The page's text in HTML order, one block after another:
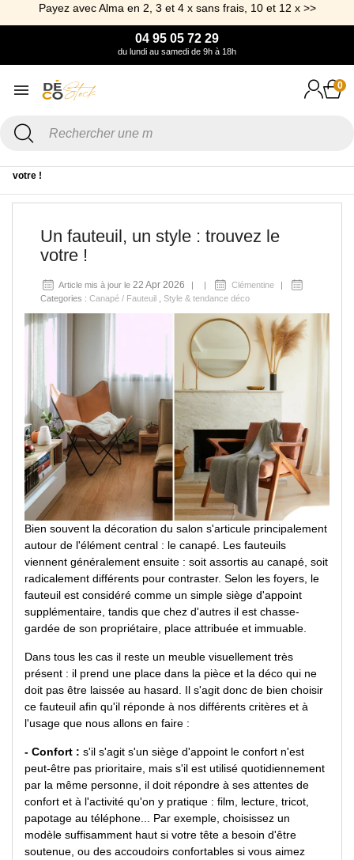
Payez avec Alma en 2, 3 et 4 x sans frais, 10 et 12 x >>
04 95 05 72 29
du lundi au samedi de 9h à 18h
0
votre !
Un fauteuil, un style : trouvez le
votre !
Article mis à jour le 22 Apr 2026
Clémentine
Categories : Canapé / Fauteuil Style & tendance déco
Bien souvent la décoration du salon s'articule principalement
autour de l'élément central : le canapé. Les fauteuils
viennent généralement ensuite : soit assortis au canapé, soit
radicalement différents pour contraster. Selon les foyers, le
fauteuil est considéré comme un simple siège d'appoint
supplémentaire, tandis que chez d'autres il est chasse-
gardée de son propriétaire, place attribuée et immuable.
Dans tous les cas il reste un meuble visuellement très
présent : il prend une place dans la pièce et la déco qui ne
doit pas être laissée au hasard. Il s'agit donc de bien choisir
ce fauteuil afin qu'il réponde à nos différents critères et à
l'usage que nous allons en faire :
- Confort : s'il s'agit s'un siège d'appoint le confort n'est
peut-être pas prioritaire, mais s'il est utilisé quotidiennement
par la même personne, il doit répondre à ses attentes de
confort et à l'activité qu'on y pratique : film, lecture, tricot,
papotage au téléphone... Par exemple, choisissez un
modèle suffisamment haut si votre tête a besoin d'être
soutenue, ou des accoudoirs confortables si vous aimez